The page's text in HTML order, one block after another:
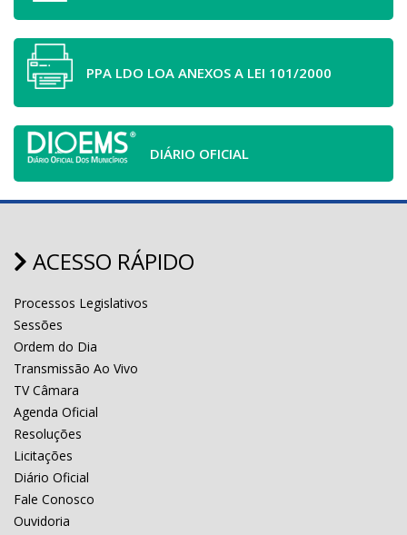
PPA LDO LOA ANEXOS A LEI 101/2000
DIÁRIO OFICIAL
ACESSO RÁPIDO
Processos Legislativos
Sessões
Ordem do Dia
Transmissão Ao Vivo
TV Câmara
Agenda Oficial
Resoluções
Licitações
Diário Oficial
Fale Conosco
Ouvidoria